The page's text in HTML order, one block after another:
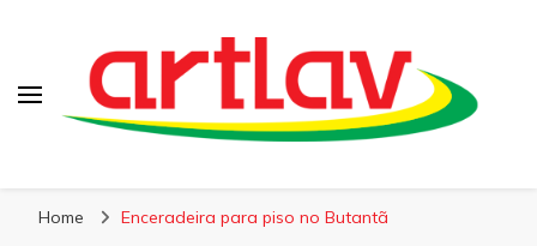
Home Enceradeira para piso no Butantã